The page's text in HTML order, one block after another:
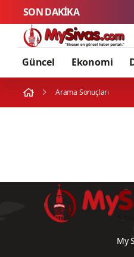
SON DAKİKA
Güncel Ekonomi
Arama Sonuçları
My